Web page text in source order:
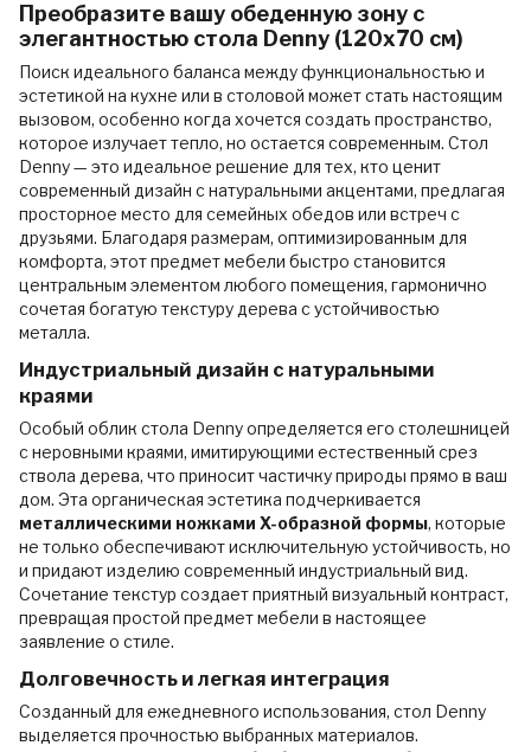
Преобразите вашу обеденную зону с
элегантностью стола Denny (120x70 см)
Поиск идеального баланса между функциональностью и
эстетикой на кухне или в столовой может стать настоящим
вызовом, особенно когда хочется создать пространство,
которое излучает тепло, но остается современным. Стол
Denny — это идеальное решение для тех, кто ценит
современный дизайн с натуральными акцентами, предлагая
просторное место для семейных обедов или встреч с
друзьями. Благодаря размерам, оптимизированным для
комфорта, этот предмет мебели быстро становится
центральным элементом любого помещения, гармонично
сочетая богатую текстуру дерева с устойчивостью
металла.
Индустриальный дизайн с натуральными
краями
Особый облик стола Denny определяется его столешницей
с неровными краями, имитирующими естественный срез
ствола дерева, что приносит частичку природы прямо в ваш
дом. Эта органическая эстетика подчеркивается
металлическими ножками X-образной формы, которые
не только обеспечивают исключительную устойчивость, но
и придают изделию современный индустриальный вид.
Сочетание текстур создает приятный визуальный контраст,
превращая простой предмет мебели в настоящее
заявление о стиле.
Долговечность и легкая интеграция
Созданный для ежедневного использования, стол Denny
выделяется прочностью выбранных материалов.